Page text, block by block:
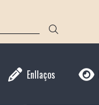
Enllaços